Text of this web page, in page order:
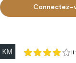
Connectez-
4 sur 5
4 sur 5
Il